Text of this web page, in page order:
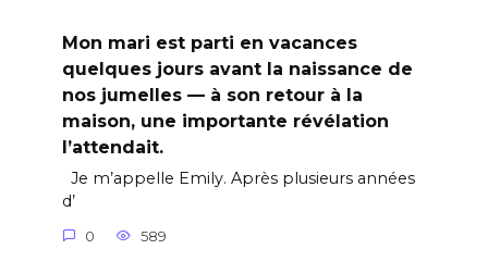
Mon mari est parti en vacances
quelques jours avant la naissance de
nos jumelles — à son retour à la
maison, une importante révélation
l’attendait.
Je m’appelle Emily. Après plusieurs années
d’
0 589